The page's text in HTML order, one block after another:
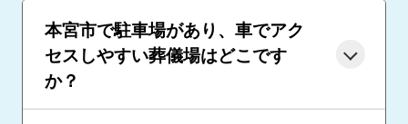
本宮市で駐車場があり、車でアク
セスしやすい葬儀場はどこです
か？